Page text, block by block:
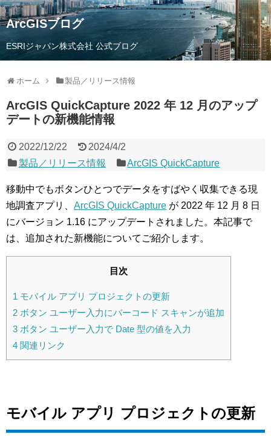
ArcGISブログ
ESRIジャパン株式会社 公式ブログ
ホーム 製品／リリース情報
ArcGIS QuickCapture 2022 年 12 月のアップ
デートの新機能情報
2022/12/22
2024/4/2
製品／リリース情報
ArcGIS QuickCapture
移動中でもボタンひとつでデータをすばやく収集できる現
地調査アプリ、 ArcGIS QuickCapture が 2022 年 12 月 8 日
にバージョン 1.16 にアップデートされました。本記事で
は、追加された新機能についてご紹介します。
目次
1 モバイル アプリ プロジェクトの更新
2 ボタン ユーザー入力にバーコード スキャンが追加
3 ボタン ユーザー入力で Date 型の値を入力
4 関連リンク
モバイル アプリ プロジェクトの更新